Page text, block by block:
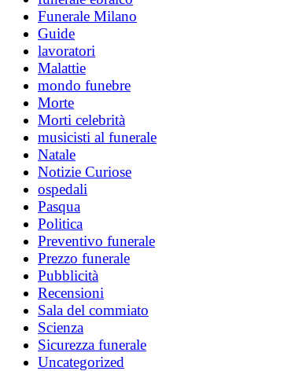
Funerale Milano
Guide
lavoratori
Malattie
mondo funebre
Morte
Morti celebrità
musicisti al funerale
Natale
Notizie Curiose
ospedali
Pasqua
Politica
Preventivo funerale
Prezzo funerale
Pubblicità
Recensioni
Sala del commiato
Scienza
Sicurezza funerale
Uncategorized